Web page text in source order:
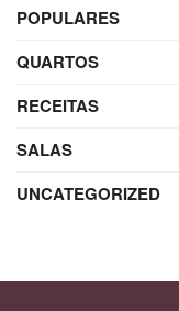
POPULARES
QUARTOS
RECEITAS
SALAS
UNCATEGORIZED